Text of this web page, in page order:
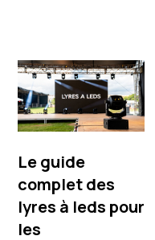
Le guide
complet des
lyres à leds pour
les